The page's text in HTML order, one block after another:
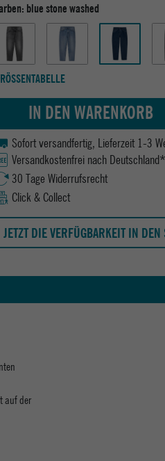
blue stone washed
IN DEN WARENKORB
Sofort versandfertig, Lieferzeit 1-3
Versandkostenfrei nach Deutschland*
30 Tage Widerrufsrecht
Click & Collect
JETZT DIE VERFÜGBARKEIT IN
auf der